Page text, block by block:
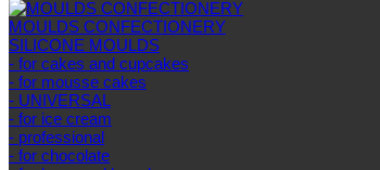
MOULDS CONFECTIONERY
SILICONE MOULDS
- for cakes and cupcakes
- for mousse cakes
- UNIVERSAL
- for ice cream
- professional
- for chocolate